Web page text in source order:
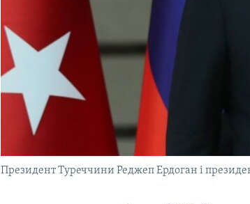
Президент Туреччини Реджеп Ердоган і